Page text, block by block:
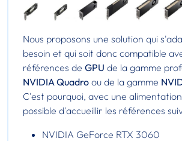
Nous proposons une solution qui
besoin et qui soit donc compatible
références de GPU de la gamme
NVIDIA Quadro ou de la gamme
C'est pourquoi, avec une
possible d'accueillir les références
NVIDIA GeForce RTX 3060